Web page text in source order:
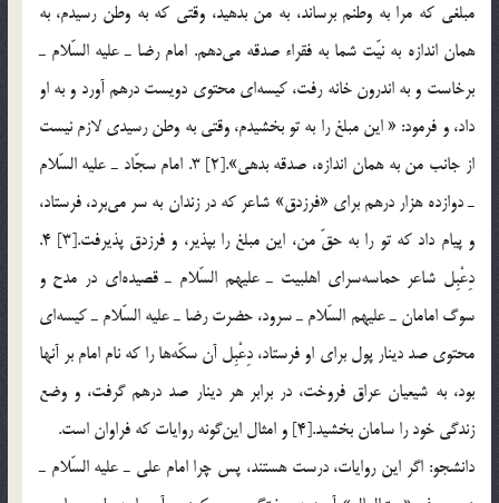
مبلغي كه مرا به وطنم برساند، به من بدهيد، وقتي كه به وطن رسيدم، به
همان اندازه به نيّت شما به فقراء صدقه مي‌دهم. امام رضا ـ عليه السّلام ـ
برخاست و به اندرون خانه رفت، كيسه‌اي محتوي دويست درهم آورد و به او
داد، و فرمود: « اين مبلغ را به تو بخشيدم، وقتي به وطن رسيدي لازم نيست
از جانب من به همان اندازه، صدقه بدهي».[2] 3. امام سجّاد ـ عليه السّلام
ـ دوازده هزار درهم براي «فرزدق» شاعر كه در زندان به سر مي‌برد، فرستاد،
و پيام داد كه تو را به حقّ من، اين مبلغ را بپذير، و فرزدق پذيرفت.[3] 4.
دِعْبِل شاعر حماسه‌سراي اهلبيت ـ عليهم السّلام ـ قصيده‌اي در مدح و
سوگ امامان ـ عليهم السّلام ـ سرود، حضرت رضا ـ عليه السّلام ـ كيسه‌اي
محتوي صد دينار پول براي او فرستاد، دِعْبِل آن سكّه‌ها را كه نام امام بر آنها
بود، به شيعيان عراق فروخت، در برابر هر دينار صد درهم گرفت، و وضع
زندگي خود را سامان بخشيد.[4] و امثال اين‌گونه روايات كه فراوان است.
دانشجو: اگر اين روايات، درست هستند، پس چرا امام علي ـ عليه السّلام ـ